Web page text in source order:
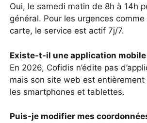
Oui, le samedi matin de 8h à 14h
général. Pour les urgences
carte, le service est actif 7j/7.
Existe-t-il une application
En 2026, Cofidis n’édite pas
mais son site web est
les smartphones et tablettes.
Puis-je modifier mes